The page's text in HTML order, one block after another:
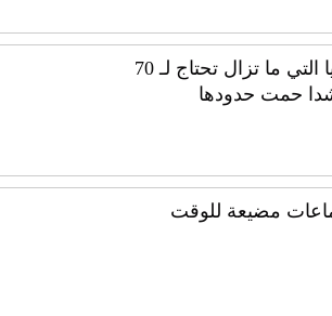
تركيا التي ما تزال تحتاج لـ 70
حمت حدودها
مضيعة للوقت